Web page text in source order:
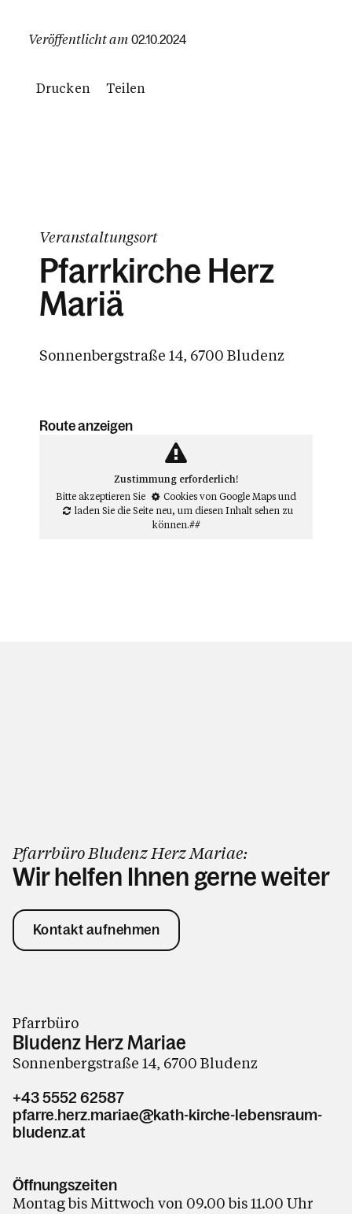
Veröffentlicht am 02.10.2024
Drucken Teilen
Veranstaltungsort
Pfarrkirche Herz
Mariä
Sonnenbergstraße 14, 6700 Bludenz
Route anzeigen
Zustimmung erforderlich!
Bitte akzeptieren Sie
Cookies von Google Mapsund
laden Sie die Seite neu, um diesen Inhalt sehen zu
können.##
Pfarrbüro Bludenz Herz Mariae:
Wir helfen Ihnen gerne weiter
Kontakt aufnehmen
Pfarrbüro
Bludenz Herz Mariae
Sonnenbergstraße 14, 6700 Bludenz
+43 5552 62587
pfarre.herz.mariae@kath-kirche-lebensraum-
bludenz.at
Öffnungszeiten
Montag bis Mittwoch von 09.00 bis 11.00 Uhr